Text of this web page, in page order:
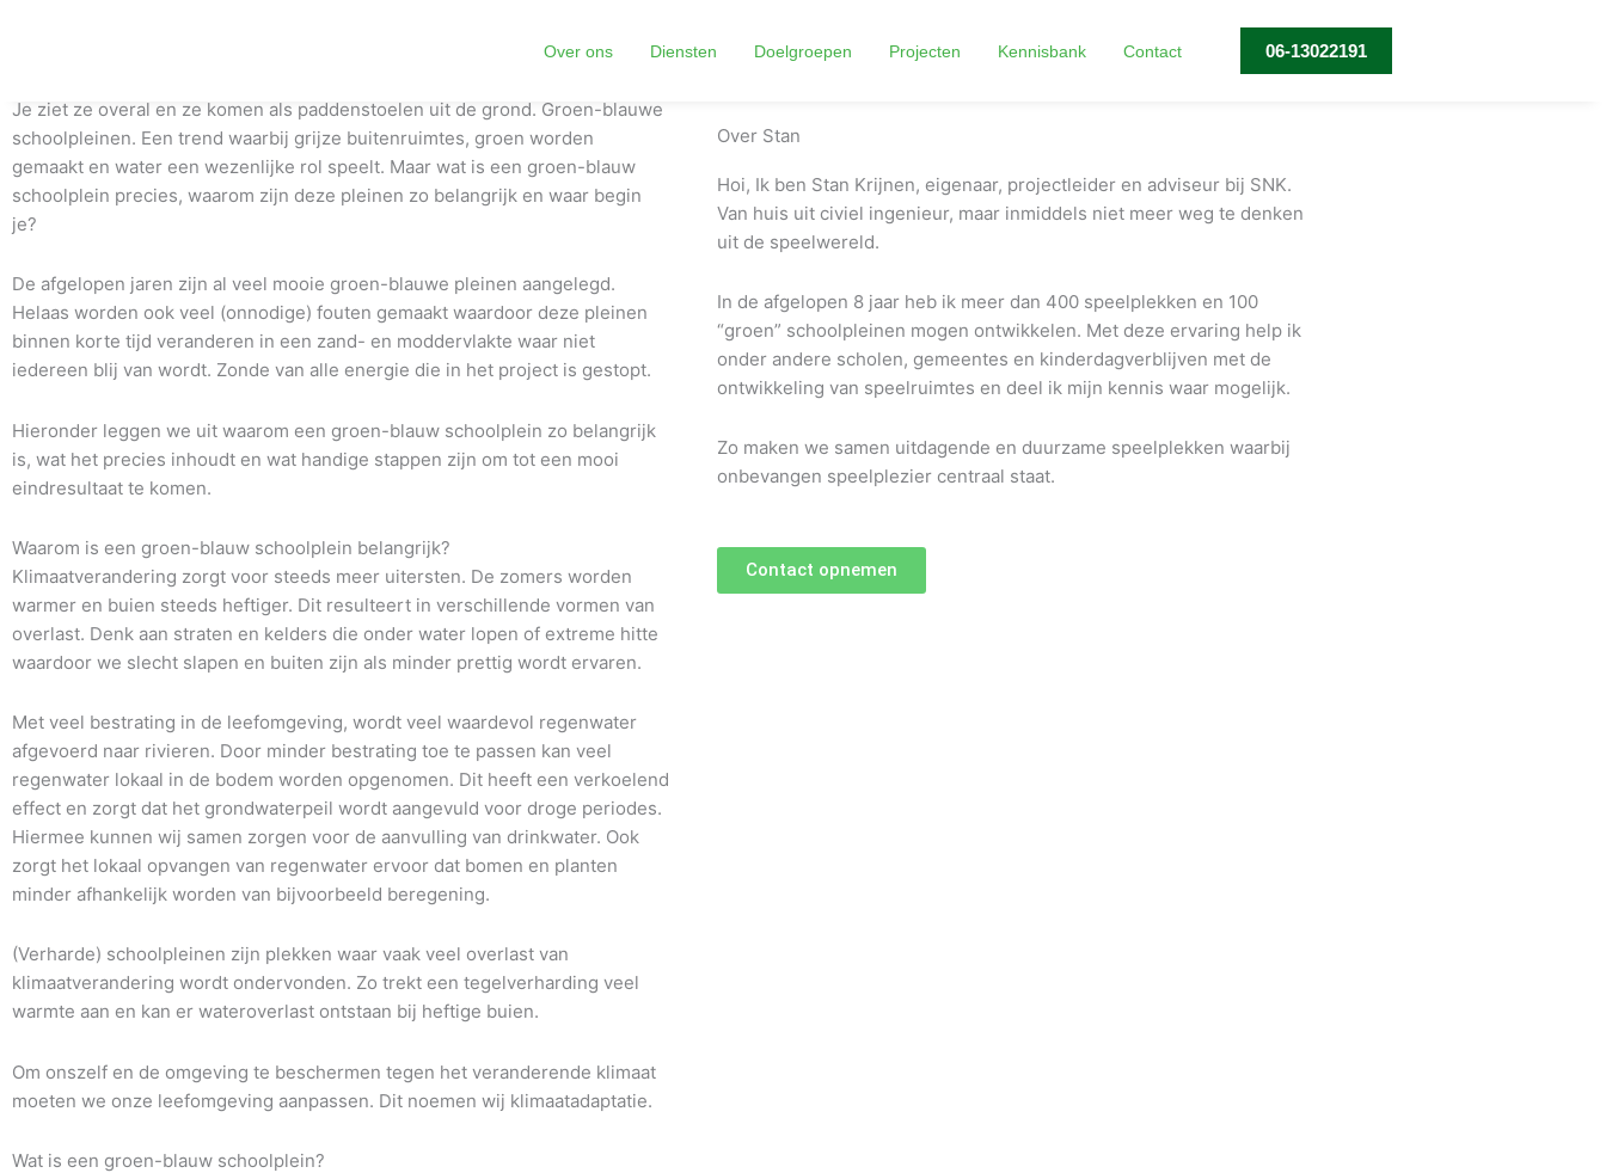
inhoud
Over ons Diensten Doelgroepen Projecten Kennisbank Contact 06-13022191
Je ziet ze overal en ze komen als paddenstoelen uit de grond. Groen-blauwe
schoolpleinen. Een trend waarbij grijze buitenruimtes, groen worden
gemaakt en water een wezenlijke rol speelt. Maar wat is een groen-blauw
schoolplein precies, waarom zijn deze pleinen zo belangrijk en waar begin
je?
De afgelopen jaren zijn al veel mooie groen-blauwe pleinen aangelegd.
Helaas worden ook veel (onnodige) fouten gemaakt waardoor deze pleinen
binnen korte tijd veranderen in een zand- en moddervlakte waar niet
iedereen blij van wordt. Zonde van alle energie die in het project is gestopt.
Hieronder leggen we uit waarom een groen-blauw schoolplein zo belangrijk
is, wat het precies inhoudt en wat handige stappen zijn om tot een mooi
eindresultaat te komen.
Waarom is een groen-blauw schoolplein belangrijk?
Klimaatverandering zorgt voor steeds meer uitersten. De zomers worden
warmer en buien steeds heftiger. Dit resulteert in verschillende vormen van
overlast. Denk aan straten en kelders die onder water lopen of extreme hitte
waardoor we slecht slapen en buiten zijn als minder prettig wordt ervaren.
Met veel bestrating in de leefomgeving, wordt veel waardevol regenwater
afgevoerd naar rivieren. Door minder bestrating toe te passen kan veel
regenwater lokaal in de bodem worden opgenomen. Dit heeft een verkoelend
effect en zorgt dat het grondwaterpeil wordt aangevuld voor droge periodes.
Hiermee kunnen wij samen zorgen voor de aanvulling van drinkwater. Ook
zorgt het lokaal opvangen van regenwater ervoor dat bomen en planten
minder afhankelijk worden van bijvoorbeeld beregening.
(Verharde) schoolpleinen zijn plekken waar vaak veel overlast van
klimaatverandering wordt ondervonden. Zo trekt een tegelverharding veel
warmte aan en kan er wateroverlast ontstaan bij heftige buien.
Om onszelf en de omgeving te beschermen tegen het veranderende klimaat
moeten we onze leefomgeving aanpassen. Dit noemen wij klimaatadaptatie.
Wat is een groen-blauw schoolplein?
Over Stan
Hoi, Ik ben Stan Krijnen, eigenaar, projectleider en adviseur bij SNK.
Van huis uit civiel ingenieur, maar inmiddels niet meer weg te denken
uit de speelwereld.
In de afgelopen 8 jaar heb ik meer dan 400 speelplekken en 100
“groen” schoolpleinen mogen ontwikkelen. Met deze ervaring help ik
onder andere scholen, gemeentes en kinderdagverblijven met de
ontwikkeling van speelruimtes en deel ik mijn kennis waar mogelijk.
Zo maken we samen uitdagende en duurzame speelplekken waarbij
onbevangen speelplezier centraal staat.
Contact opnemen